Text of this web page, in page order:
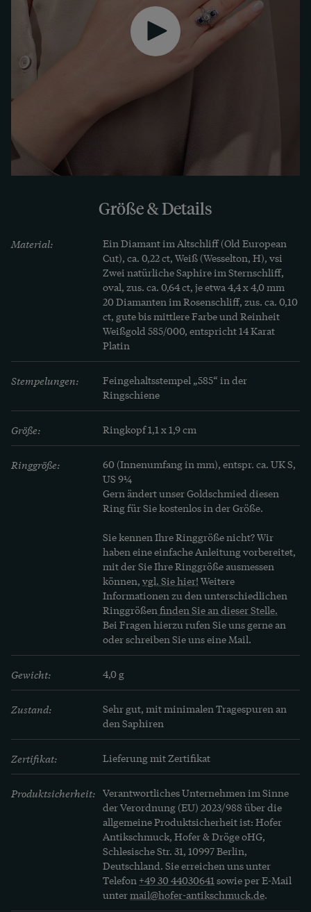
Größe & Details
Material:
Ein Diamant im Altschliff (Old European
Cut), ca. 0,22 ct, Weiß (Wesselton, H), vsi
Zwei natürliche Saphire im Sternschliff,
oval, zus. ca. 0,64 ct, je etwa 4,4 x 4,0 mm
20 Diamanten im Rosenschliff, zus. ca. 0,10
ct, gute bis mittlere Farbe und Reinheit
Weißgold 585/000, entspricht 14 Karat
Platin
Stempelungen:
Feingehaltsstempel „585“ in der
Ringschiene
Größe: Ringkopf 1,1 x 1,9 cm
Ringgröße:
60 (Innenumfang in mm), entspr. ca. UK S,
US 9¼
Gern ändert unser Goldschmied diesen
Ring für Sie kostenlos in der Größe.
Sie kennen Ihre Ringgröße nicht? Wir
haben eine einfache Anleitung vorbereitet,
mit der Sie Ihre Ringgröße ausmessen
können, vgl. Sie hier! Weitere
Informationen zu den unterschiedlichen
Ringgrößen finden Sie an dieser Stelle.
Bei Fragen hierzu rufen Sie uns gerne an
oder schreiben Sie uns eine Mail.
Gewicht: 4,0 g
Zustand:
Sehr gut, mit minimalen Tragespuren an
den Saphiren
Zertifikat: Lieferung mit Zertifikat
Produktsicherheit: Verantwortliches Unternehmen im Sinne
der Verordnung (EU) 2023/988 über die
allgemeine Produktsicherheit ist: Hofer
Antikschmuck, Hofer & Dröge oHG,
Schlesische Str. 31, 10997 Berlin,
Deutschland. Sie erreichen uns unter
Telefon +49 30 44030641sowie per E-Mail
untermail@hofer-antikschmuck.de.